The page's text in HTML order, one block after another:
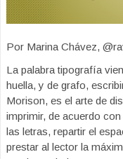
Por Marina Chávez,
La palabra tipografía
huella, y de grafo,
Morison, es el arte de
imprimir, de acuerdo
las letras, repartir el
prestar al lector la